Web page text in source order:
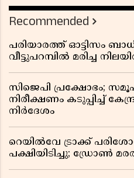
Recommended
പരിയാരത്ത് ഓട്ടിസം
വീട്ടുപറമ്പിൽ മരിച്ച
സിജെപി പ്രക്ഷോഭം;
നിരീക്ഷണം കടുപ്പിച്ച്
നിർദേശം
റെയിൽവേ ട്രാക്ക്
പക്ഷിയിടിച്ചു; ഡ്രോൺ